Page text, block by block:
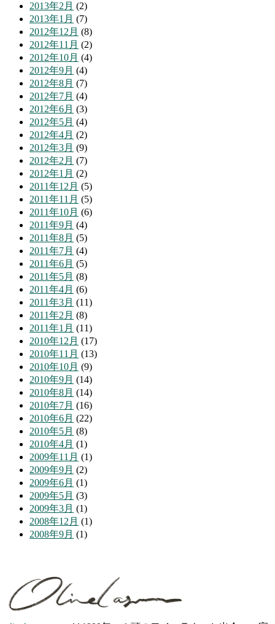
2013年2月 (2)
2013年1月 (7)
2012年12月 (8)
2012年11月 (2)
2012年10月 (4)
2012年9月 (4)
2012年8月 (7)
2012年7月 (4)
2012年6月 (3)
2012年5月 (4)
2012年4月 (2)
2012年3月 (9)
2012年2月 (7)
2012年1月 (2)
2011年12月 (5)
2011年11月 (5)
2011年10月 (6)
2011年9月 (4)
2011年8月 (5)
2011年7月 (4)
2011年6月 (5)
2011年5月 (8)
2011年4月 (6)
2011年3月 (11)
2011年2月 (8)
2011年1月 (11)
2010年12月 (17)
2010年11月 (13)
2010年10月 (9)
2010年9月 (14)
2010年8月 (14)
2010年7月 (16)
2010年6月 (22)
2010年5月 (8)
2010年4月 (1)
2009年11月 (1)
2009年9月 (2)
2009年6月 (1)
2009年5月 (3)
2009年3月 (1)
2008年12月 (1)
2008年9月 (1)